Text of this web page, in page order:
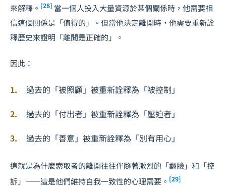
來解釋。 [28] 當一個人投入大量資源於某個關係時，他需要相
信這個關係是「值得的」。但當他決定離開時，他需要重新詮
釋歷史來證明「離開是正確的」。
因此：
過去的「被照顧」被重新詮釋為「被控制」
過去的「付出者」被重新詮釋為「壓迫者」
過去的「善意」被重新詮釋為「別有用心」
這就是為什麼索取者的離開往往伴隨著激烈的「翻臉」和「控
訴」——這是他們維持自我一致性的心理需要。 [29]